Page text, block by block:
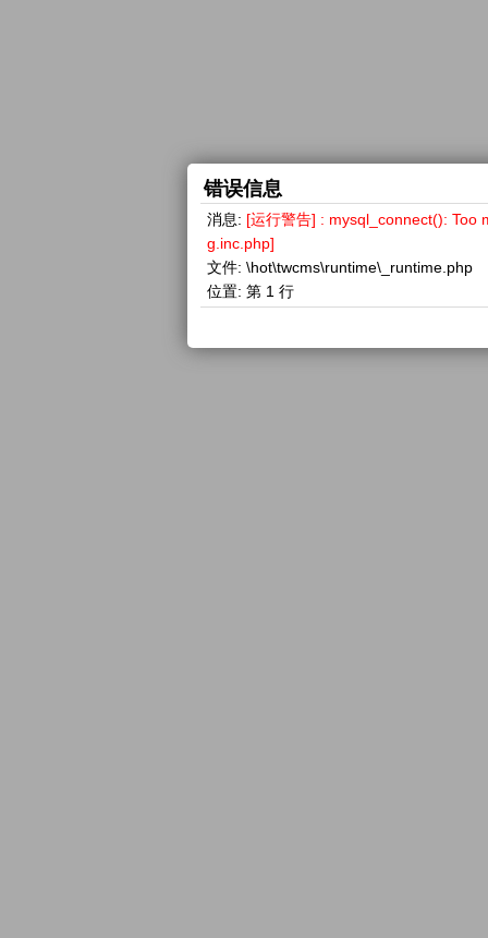
错误信息
消息: [运行警告] : mysql_connect(): Too
g.inc.php]
文件: \hot\twcms\runtime\_runtime.php
位置: 第 1 行